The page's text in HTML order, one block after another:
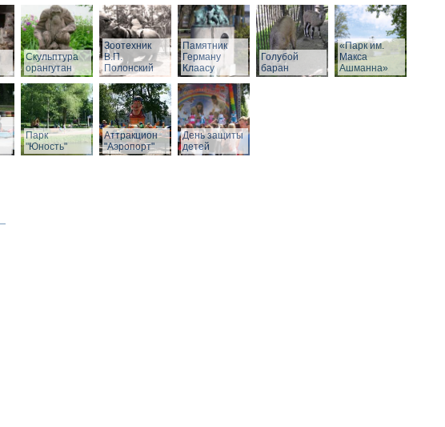
Скульптура
орангутан
Зоотехник
В.П.
Полонский
Памятник
Герману
Клаасу
Голубой
баран
«Парк им.
Макса
Ашманна»
Парк
"Юность"
Аттракцион
"Аэропорт"
День защиты
детей